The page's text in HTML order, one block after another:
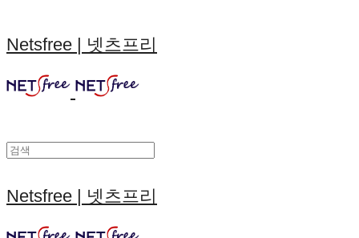
Netsfree | 넷츠프리
Netsfree | 넷츠프리